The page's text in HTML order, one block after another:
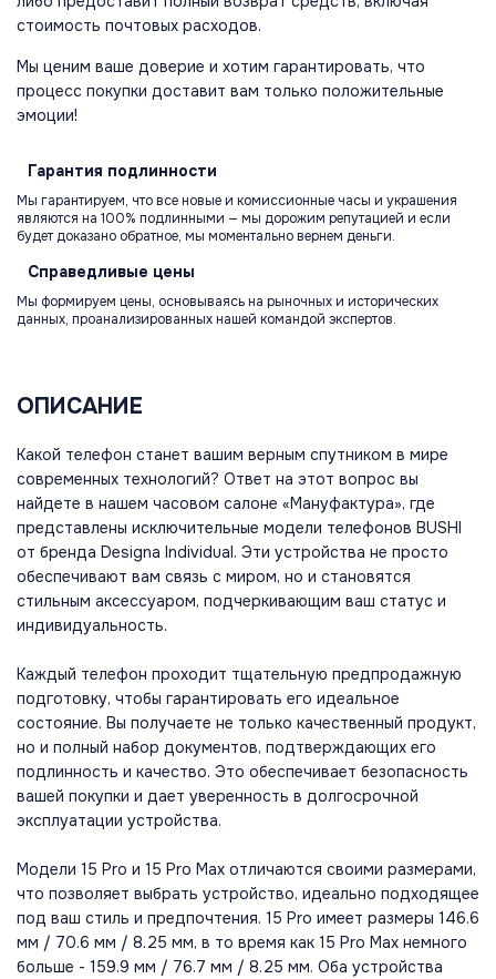
стоимость почтовых расходов.
Мы ценим ваше доверие и хотим гарантировать, что
процесс покупки доставит вам только положительные
эмоции!
Гарантия подлинности
Мы гарантируем, что все новые и комиссионные часы и украшения
являются на 100% подлинными — мы дорожим репутацией и если
будет доказано обратное, мы моментально вернем деньги.
Справедливые цены
Мы формируем цены, основываясь на рыночных и исторических
данных, проанализированных нашей командой экспертов.
ОПИСАНИЕ
Какой телефон станет вашим верным спутником в мире
современных технологий? Ответ на этот вопрос вы
найдете в нашем часовом салоне «Мануфактура», где
представлены исключительные модели телефонов BUSHI
от бренда Designa Individual. Эти устройства не просто
обеспечивают вам связь с миром, но и становятся
стильным аксессуаром, подчеркивающим ваш статус и
индивидуальность.
Каждый телефон проходит тщательную предпродажную
подготовку, чтобы гарантировать его идеальное
состояние. Вы получаете не только качественный продукт,
но и полный набор документов, подтверждающих его
подлинность и качество. Это обеспечивает безопасность
вашей покупки и дает уверенность в долгосрочной
эксплуатации устройства.
Модели 15 Pro и 15 Pro Max отличаются своими размерами,
что позволяет выбрать устройство, идеально подходящее
под ваш стиль и предпочтения. 15 Pro имеет размеры 146.6
мм / 70.6 мм / 8.25 мм, в то время как 15 Pro Max немного
больше - 159.9 мм / 76.7 мм / 8.25 мм. Оба устройства